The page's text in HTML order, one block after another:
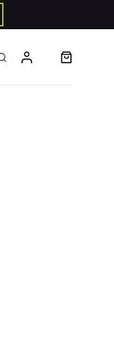
Carro
compra